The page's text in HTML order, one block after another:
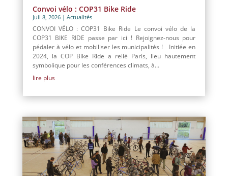
Convoi vélo : COP31 Bike Ride
Juil 8, 2026| Actualités
CONVOI VÉLO : COP31 Bike Ride Le convoi vélo de la
COP31 BIKE RIDE passe par ici ! Rejoignez-nous pour
pédaler à vélo et mobiliser les municipalités ! Initiée en
2024, la COP Bike Ride a relié Paris, lieu hautement
symbolique pour les conférences climats, à...
lire plus